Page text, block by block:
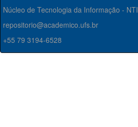
Núcleo de Tecnologia da Informação - NTI
repositorio@academico.ufs.br
+55 79 3194-6528